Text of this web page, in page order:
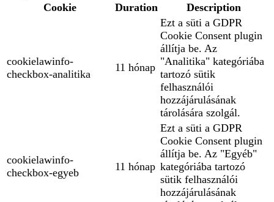
Cookie
Duration Description
cookielawinfo-
checkbox-analitika
11 hónap
Ezt a süti a GDPR
Cookie Consent plugin
állítja be. Az
"Analitika" kategóriába
tartozó sütik
felhasználói
hozzájárulásának
tárolására szolgál.
cookielawinfo-
checkbox-egyeb
11 hónap
Ezt a süti a GDPR
Cookie Consent plugin
állítja be. Az "Egyéb"
kategóriába tartozó
sütik felhasználói
hozzájárulásának